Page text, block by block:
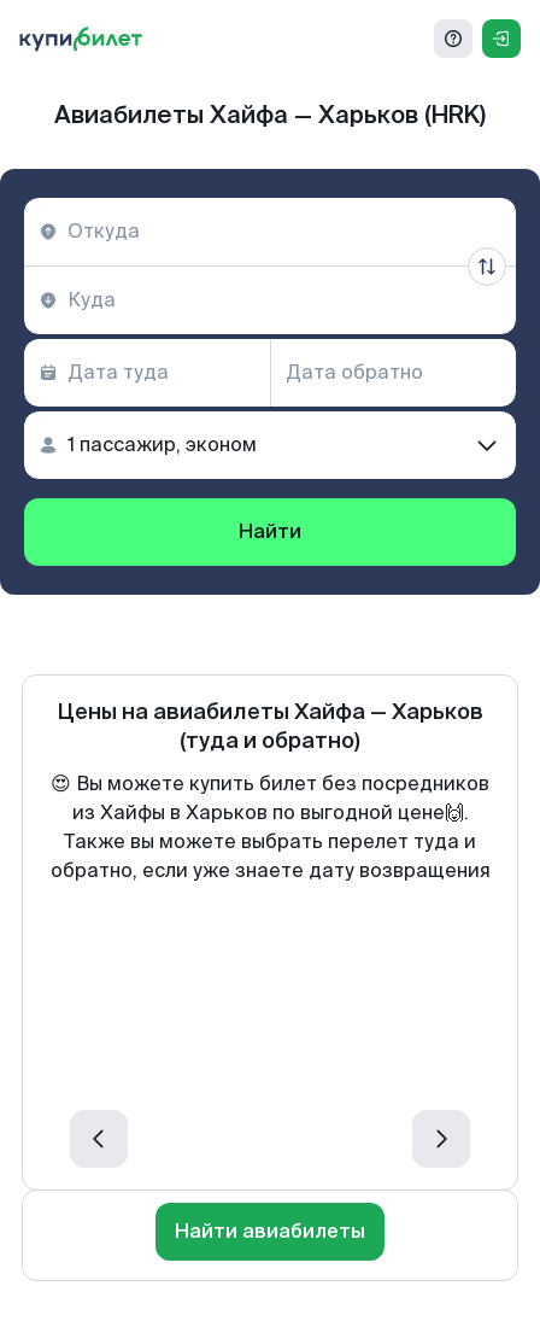
Авиабилеты Хайфа — Харьков (HRK)
Найти
Цены на авиабилеты Хайфа — Харьков
(туда и обратно)
😍 Вы можете купить билет без посредников
из Хайфы в Харьков по выгодной цене🙌.
Также вы можете выбрать перелет туда и
обратно, если уже знаете дату возвращения
Найти авиабилеты